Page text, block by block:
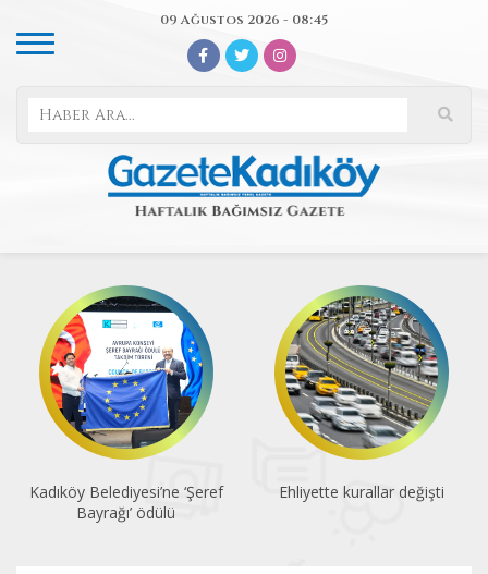
09 Ağustos 2026 - 08:45
Ehliyette kurallar değişti
Sendikalaşma oranı yüzde